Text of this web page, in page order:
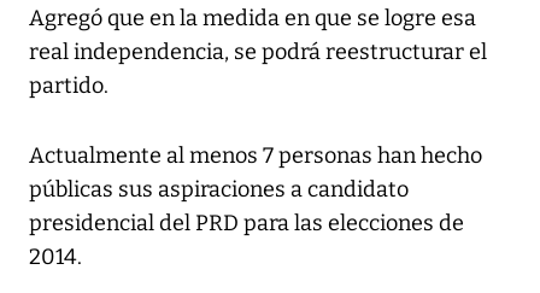
Agregó que en la medida en que se logre esa
real independencia, se podrá reestructurar el
partido.
Actualmente al menos 7 personas han hecho
públicas sus aspiraciones a candidato
presidencial del PRD para las elecciones de
2014.